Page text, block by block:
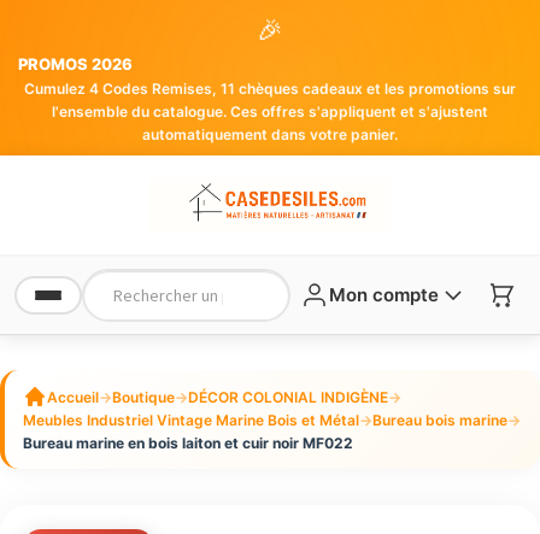
🎉
PROMOS 2026
Cumulez 4 Codes Remises, 11 chèques cadeaux et les promotions sur
l'ensemble du catalogue. Ces offres s'appliquent et s'ajustent
automatiquement dans votre panier.
Mon compte
Accueil→Boutique→DÉCOR COLONIAL INDIGÈNE→
Meubles Industriel Vintage Marine Bois et Métal→Bureau bois marine→
Bureau marine en bois laiton et cuir noir MF022